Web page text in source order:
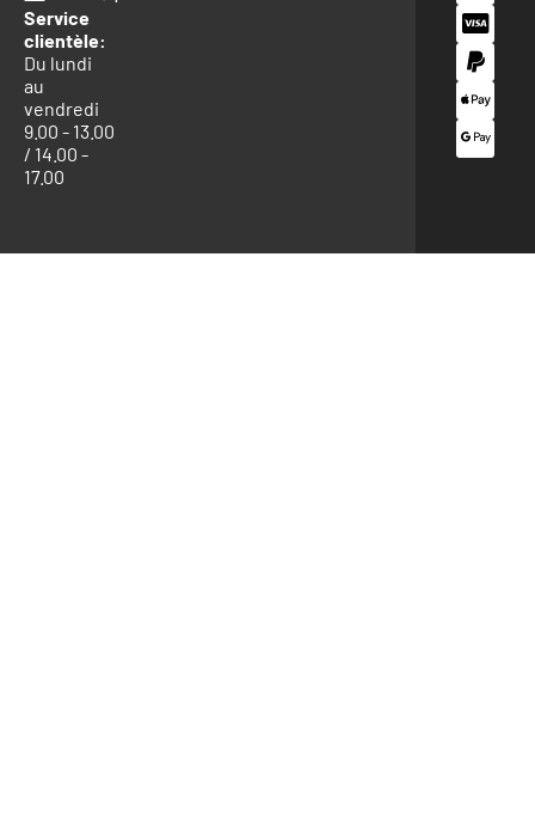
Service
clientèle:
Du lundi
au
vendredi
9.00 - 13.00
/ 14.00 -
17.00